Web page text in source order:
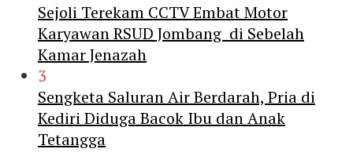
Sejoli Terekam CCTV Embat Motor
Karyawan RSUD Jombang di Sebelah
Kamar Jenazah
3
Sengketa Saluran Air Berdarah, Pria di
Kediri Diduga Bacok Ibu dan Anak
Tetangga